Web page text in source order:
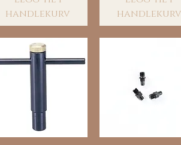
handlekurv
handlekurv